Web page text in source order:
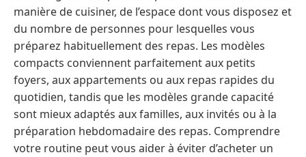
manière de cuisiner, de l’espace dont vous disposez et
du nombre de personnes pour lesquelles vous
préparez habituellement des repas. Les modèles
compacts conviennent parfaitement aux petits
foyers, aux appartements ou aux repas rapides du
quotidien, tandis que les modèles grande capacité
sont mieux adaptés aux familles, aux invités ou à la
préparation hebdomadaire des repas. Comprendre
votre routine peut vous aider à éviter d’acheter un